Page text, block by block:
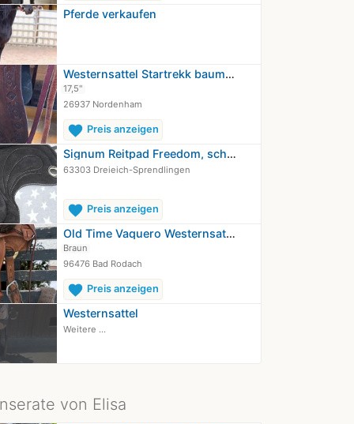
Pferde verkaufen
Westernsattel Startrekk baumloser…
17,5"
26937 Nordenham
favorite Preis anzeigen
Signum Reitpad Freedom, schwarz, neu
63303 Dreieich-Sprendlingen
favorite Preis anzeigen
Old Time Vaquero Westernsattel
Braun
96476 Bad Rodach
favorite Preis anzeigen
Westernsattel
Weitere ...
von Elisa